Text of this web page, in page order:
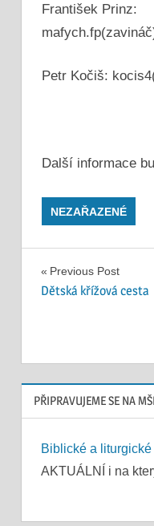
František Prinz:
Petr Kočiš:
Další informace
NEZAŘAZENÉ
Navigace
Previous Post
Dětská křížová cesta
PŘIPRAVUJEME SE NA
Biblické a liturgické
AKTUÁLNÍ i na